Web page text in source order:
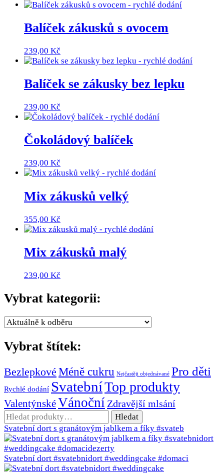
Balíček zákusků s ovocem
239,00 Kč
Balíček se zákusky bez lepku
239,00 Kč
Čokoládový balíček
239,00 Kč
Mix zákusků velký
355,00 Kč
Mix zákusků malý
239,00 Kč
Vybrat kategorii:
Vybrat štítek:
Bezlepkové Méně cukru Nejčastěji objednávané Pro děti
Rychlé dodání SvatebníTop produkty
ValentýnskéVánoční Zdravější mlsání
Hledat:
Hledat
Svatební dort s granátovým jablkem a fíky #svateb
Svatební dort #svatebnidort #weddingcake #domaci